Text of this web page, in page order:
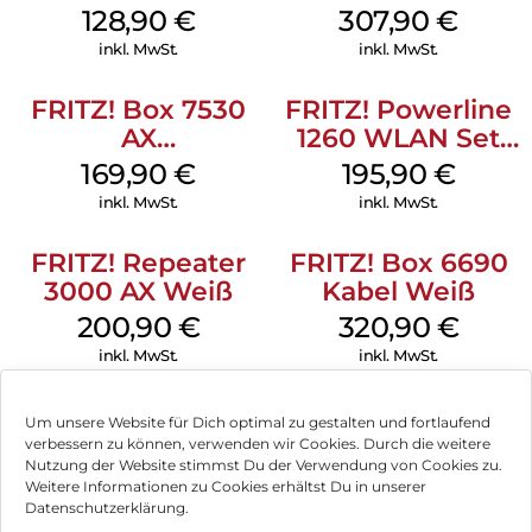
Um unsere Website für Dich optimal zu gestalten und fortlaufend
verbessern zu können, verwenden wir Cookies. Durch die weitere
Nutzung der Website stimmst Du der Verwendung von Cookies zu.
Weitere Informationen zu Cookies erhältst Du in unserer
Datenschutzerklärung.
Die neuesten Technologien:
Die leistungsstarke Hardware der FRITZ!Box 5590 Fiber
unglaublich schnellem Wi-Fi 6 gibt es auch vier Gigabit-
LAN-Ports – der 2,5-Gigabit-WAN-Port lässt sich als 2,5-
Gigabit-LAN-Port konfigurieren . An die beiden USB-3.0-
Schnittstellen können Sie Festplatten für den FRITZ!NAS-
Netzwerkspeicher anschließen oder Drucker im Netzwerk
Telefonieren macht Spaß:
Die leistungsstarke Telefonanlage der FRITZ!Box 5590 Fiber
sorgt für vollen Telefoniekomfort: Schließen Sie analoge und
DECT-Telefone an , richten Sie bis zu fünf Anrufbeantworter
ein, verwalten Sie Anruflisten oder erhalten Sie E-Mail-
Sprachnachrichten. Sie können auch Online-Kontakte von
Google, Apple iCloud und mehr mit Ihrer FRITZ!Box
synchronisieren .
Der Hub für Ihren FRITZ! Intelligentes Zuhause:
128,90 €
inkl. MwSt.
307,90€
inkl. MwSt.
FRITZ! Box 7530
AX
(Tarifvermarktung)
Weiß
169,90€
inkl. MwSt.
FRITZ! Powerline
1260 WLAN Set
Weiß
195,90 €
inkl. MwSt.
FRITZ! Repeater
3000 AX Weiß
200,90 €
inkl. MwSt.
FRITZ! Box 6690
Kabel Weiß
320,90 €
inkl. MwSt.
Impressum